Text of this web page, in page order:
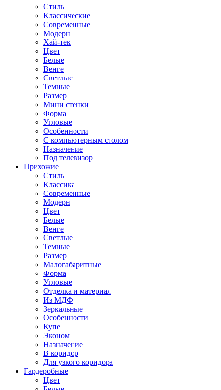
Стиль
Классические
Современные
Модерн
Хай-тек
Цвет
Белые
Венге
Светлые
Темные
Размер
Мини стенки
Форма
Угловые
Особенности
С компьютерным столом
Назначение
Под телевизор
Прихожие
Стиль
Классика
Современные
Модерн
Цвет
Белые
Венге
Светлые
Темные
Размер
Малогабаритные
Форма
Угловые
Отделка и материал
Из МДФ
Зеркальные
Особенности
Купе
Эконом
Назначение
В коридор
Для узкого коридора
Гардеробные
Цвет